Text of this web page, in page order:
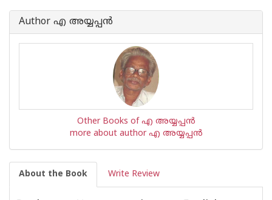
Book
is
Author എ അയ്യപ്പന്‍
Other Books of എ അയ്യപ്പന്‍
more about author എ അയ്യപ്പന്‍
About the Book Write Review